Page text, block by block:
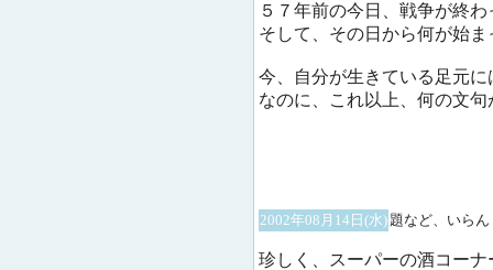
５７年前の今日、戦争が終わ
そして、その日から何が始
今、自分が生きている足元
なのに、これ以上、何の文
2002年08月14日(水) 題など、いら
珍しく、スーパーの酒コー